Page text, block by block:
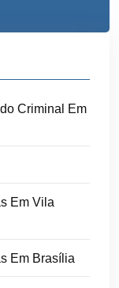
Criminal Em
Em Vila
Em Brasília